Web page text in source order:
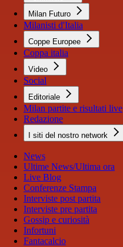
Milan Futuro
Milanisti d'Italia
Coppe Europee
Coppa italia
Video
Social
Editoriale
Milan partite e risultati live
Redazione
I siti del nostro network
News
Ultime News/Ultima ora
Live Blog
Conferenze Stampa
Interviste post partita
Interviste pre partita
Gossip e curiosità
Infortuni
Fantacalcio